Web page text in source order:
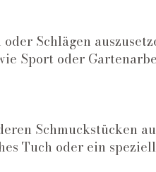
Schlägen
Sport oder
Schmuckstücken
Tuch oder ein